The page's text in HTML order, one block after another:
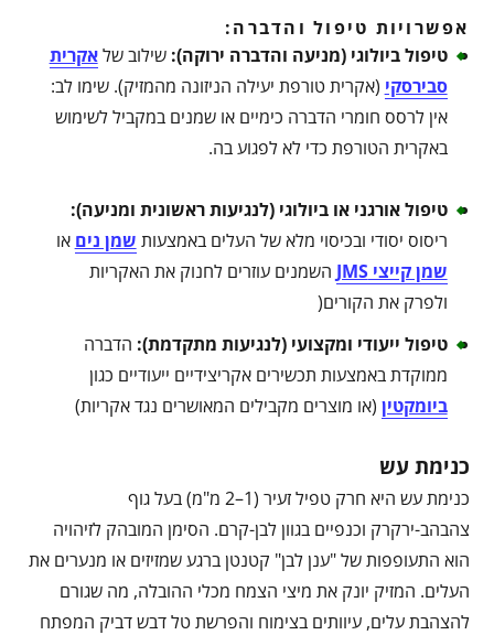
אפשרויות טיפול והדברה:
טיפול ביולוגי (מניעה והדברה ירוקה): שילוב שלאקרית
סבירסקי (אקרית טורפת יעילה הניזונה מהמזיק). שימו לב:
אין לרסס חומרי הדברה כימיים או שמנים במקביל לשימוש
באקרית הטורפת כדי לא לפגוע בה.
טיפול אורגני או ביולוגי (לנגיעות ראשונית ומניעה):
ריסוס יסודי ובכיסוי מלא של העלים באמצעות שמן נים או
שמן קייצי JMS
השמנים עוזרים לחנוק את האקריות
ולפרק את הקורים(
טיפול ייעודי ומקצועי (לנגיעות מתקדמת): הדברה
ממוקדת באמצעות תכשירים אקריצידיים ייעודיים כגון
ביומקטין (או מוצרים מקבילים המאושרים נגד אקריות)
כנימת עש
כנימת עש היא חרק טפיל זעיר (1–2 מ"מ) בעל גוף
צהבהב-ירקרק וכנפיים בגוון לבן-קרם. הסימן המובהק לזיהויה
הוא התעופפות של "ענן לבן" קטנטן ברגע שמזיזים או מנערים את
העלים. המזיק יונק את מיצי הצמח מכלי ההובלה, מה שגורם
להצהבת עלים, עיוותים בצימוח והפרשת טל דבש דביק המפתח